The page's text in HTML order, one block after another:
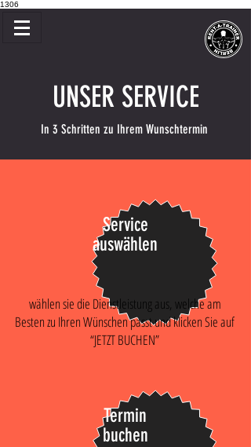
1306
UNSER SERVICE
In 3 Schritten zu Ihrem Wunschtermin
Service
auswählen
wählen sie die Dienstleistung aus, welche am
Besten zu Ihren Wünschen passt und klicken Sie auf
“JETZT BUCHEN”
Termin
buchen